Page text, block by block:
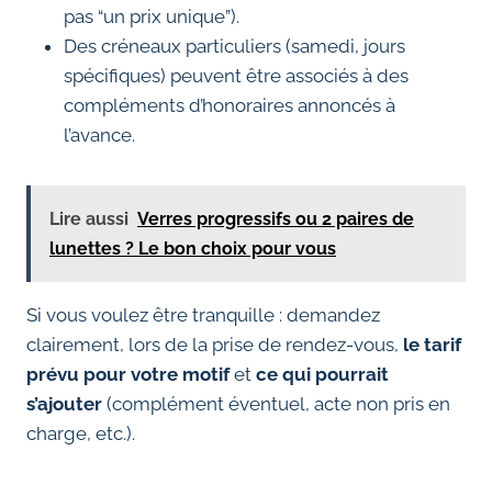
pas “un prix unique”).
Des créneaux particuliers (samedi, jours
spécifiques) peuvent être associés à des
compléments d’honoraires annoncés à
l’avance.
Lire aussi Verres progressifs ou 2 paires de
lunettes ? Le bon choix pour vous
Si vous voulez être tranquille : demandez
clairement, lors de la prise de rendez-vous, le tarif
prévu pour votre motifet ce qui pourrait
s’ajouter (complément éventuel, acte non pris en
charge, etc.).